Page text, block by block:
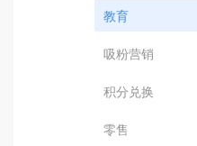
教育
吸粉营销
积分兑换
零售